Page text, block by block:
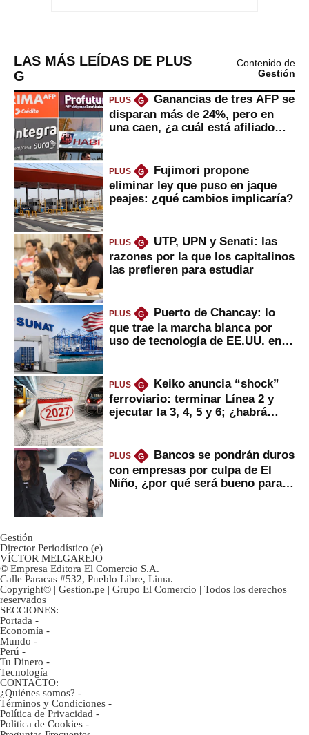
LAS MÁS LEÍDAS DE PLUS
G
Contenido de
Gestión
PLUS G
Ganancias de tres AFP se
disparan más de 24%, pero en
una caen, ¿a cuál está afiliado
PLUS G
Fujimori propone
eliminar ley que puso en jaque
peajes: ¿qué cambios implicaría?
PLUS G
UTP, UPN y Senati: las
razones por la que los capitalinos
las prefieren para estudiar
PLUS G
Puerto de Chancay: lo
que trae la marcha blanca por
uso de tecnología de EE.UU. en
PLUS G
Keiko anuncia “shock”
ferroviario: terminar Línea 2 y
ejecutar la 3, 4, 5 y 6; ¿habrá
PLUS G
Bancos se pondrán duros
con empresas por culpa de El
Niño, ¿por qué será bueno para
Gestión
Director Periodístico (e)
VÍCTOR MELGAREJO
© Empresa Editora El Comercio S.A.
Calle Paracas #532, Pueblo Libre, Lima.
Copyright© | Gestion.pe | Grupo El Comercio | Todos los derechos
reservados
SECCIONES:
Portada -
Economía -
Mundo -
Perú -
Tu Dinero -
Tecnología
CONTACTO:
¿Quiénes somos? -
Términos y Condiciones -
Política de Privacidad -
Politica de Cookies -